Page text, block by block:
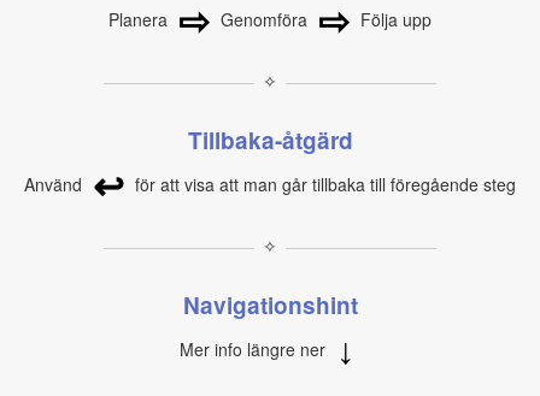
Planera ⇨ Genomföra ⇨ Följa upp
✧
Tillbaka-åtgärd
Använd ↩ för att visa att man går tillbaka till föregående steg
✧
Navigationshint
Mer info längre ner ↓